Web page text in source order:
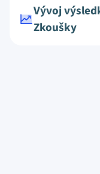
Vývoj
Zkoušky